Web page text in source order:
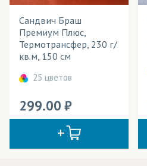
Сандвич Браш
Премиум Плюс,
Термотрансфер, 230 г/
кв.м, 150 см
25 цветов
299.00